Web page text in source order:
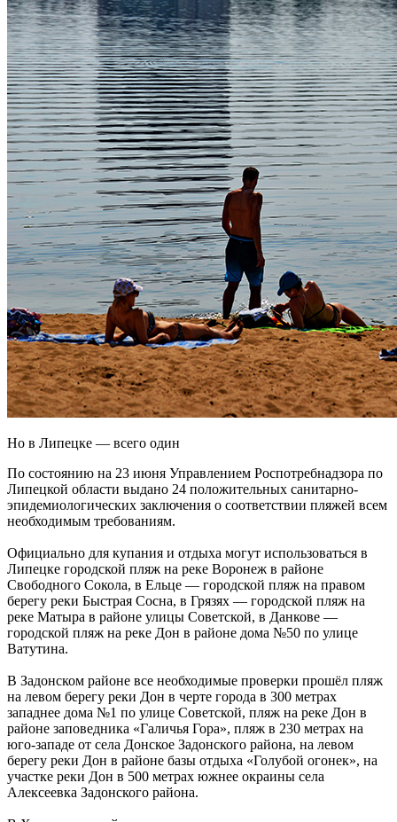
Но в Липецке — всего один
По состоянию на 23 июня Управлением Роспотребнадзора по
Липецкой области выдано 24 положительных санитарно-
эпидемиологических заключения о соответствии пляжей всем
необходимым требованиям.
Официально для купания и отдыха могут использоваться в
Липецке городской пляж на реке Воронеж в районе
Свободного Сокола, в Ельце — городской пляж на правом
берегу реки Быстрая Сосна, в Грязях — городской пляж на
реке Матыра в районе улицы Советской, в Данкове —
городской пляж на реке Дон в районе дома №50 по улице
Ватутина.
В Задонском районе все необходимые проверки прошёл пляж
на левом берегу реки Дон в черте города в 300 метрах
западнее дома №1 по улице Советской, пляж на реке Дон в
районе заповедника «Галичья Гора», пляж в 230 метрах на
юго-западе от села Донское Задонского района, на левом
берегу реки Дон в районе базы отдыха «Голубой огонек», на
участке реки Дон в 500 метрах южнее окраины села
Алексеевка Задонского района.